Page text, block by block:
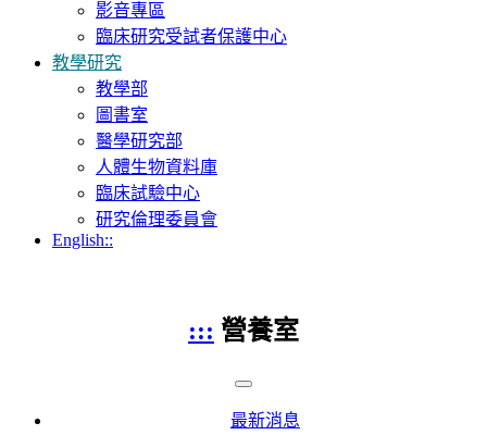
影音專區
臨床研究受試者保護中心
教學研究
教學部
圖書室
醫學研究部
人體生物資料庫
臨床試驗中心
研究倫理委員會
English::
::: 營養室
最新消息